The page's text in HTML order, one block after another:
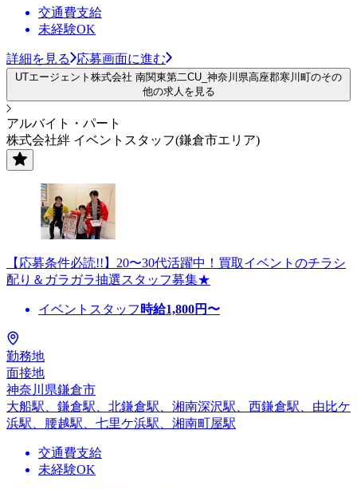
交通費支給
未経験OK
詳細を見る 応募画面に進む
UTエージェント株式会社 南関東第二CU_神奈川県高座郡寒川町のその
他の求人を見る
アルバイト・パート
株式会社絆 イベントスタッフ(鎌倉市エリア)
【応募条件必読!!】20〜30代活躍中！買取イベントのチラシ
配り＆ガラガラ抽選スタッフ募集★
イベントスタッフ 時給1,800円〜
勤務地
面接地
神奈川県鎌倉市
大船駅、鎌倉駅、北鎌倉駅、湘南深沢駅、西鎌倉駅、由比ケ
浜駅、腰越駅、七里ケ浜駅、湘南町屋駅
交通費支給
未経験OK